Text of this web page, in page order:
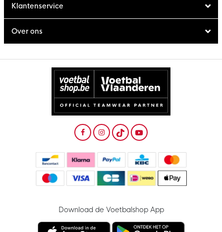
Klantenservice
Over ons
Download de Voetbalshop App